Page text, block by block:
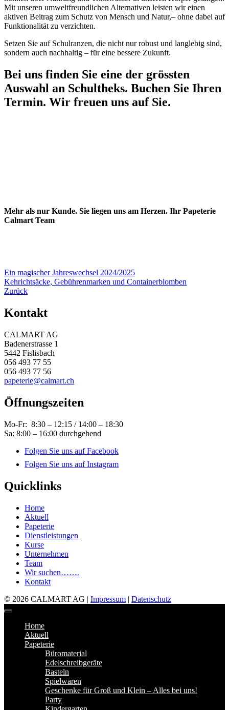
Mit unseren umweltfreundlichen Alternativen leisten wir einen
aktiven Beitrag zum Schutz von Mensch und Natur,– ohne dabei auf
Funktionalität zu verzichten.
Setzen Sie auf Schulranzen, die nicht nur robust und langlebig sind,
sondern auch nachhaltig – für eine bessere Zukunft.
Bei uns finden Sie eine der grössten
Auswahl an Schultheks. Buchen Sie Ihren
Termin. Wir freuen uns auf Sie.
Mehr als nur Kunde. Sie liegen uns am Herzen. Ihr Papeterie
Calmart Team
Beitragsnavigation
Ein magischer Jahreswechsel 2024/2025
Kehrichtsäcke, Gebührenmarken und Containerblomben
Zurück
Kontakt
CALMART AG
Badenerstrasse 1
5442 Fislisbach
056 493 77 55
056 493 77 56
papeterie@calmart.ch
Öffnungszeiten
Mo-Fr: 8:30 – 12:15 / 14:00 – 18:30
Sa: 8:00 – 16:00 durchgehend
Folgen Sie uns auf Facebook
Folgen Sie uns auf Instagram
Quicklinks
Home
Aktuell
Papeterie
Dienstleistungen
Kurse
Unternehmen
Team
Wir suchen…….
Kontakt
© 2026 CALMART AG | Impressum | Datenschutz
Home
Aktuell
Papeterie
Büromaterial
Edelschreibgeräte
Basteln
Spielwaren
Geschenke für Groß und Klein – Alles bei uns!
Party